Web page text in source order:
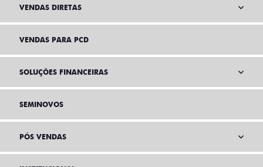
VENDAS DIRETAS
VENDAS PARA PCD
SOLUÇÕES FINANCEIRAS
SEMINOVOS
PÓS VENDAS